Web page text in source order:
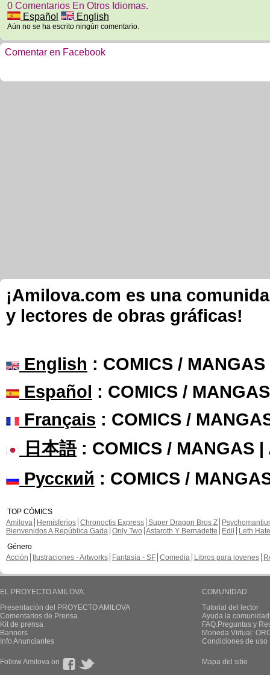
0 Comentarios En Otros Idiomas.
Español
English
Aún no se ha escrito ningún comentario.
Comentar en Facebook
¡Amilova.com es una
y lectores de obras gráficas!
English : COMICS /
Español : COMICS /
Français : COMICS /
日本語: COMICS / MANGAS |
Русский : COMICS /
TOP CÓMICS
Amilova
Hemisferios Chronoctis Express Super Dragon Bros Z
Bienvenidos A República Gada Only Two Astaroth Y Bernadette Edil
Leth Hate
Género
Acción
Ilustraciones - Artworks Fantasía - SF Comedia Libros para jovenes
EL PROYECTO AMILOVA
Presentación del PROYECTO AMILOVA
Comentarios de Prensa
Kit de prensa
Banners
Info Anunciantes
COMUNIDAD
Tutorial del lector
Ayuda la
FAQ.Preguntas y
Moneda Virtual:
Condiciones de uso
Follow Amilova on Mapa del sitio